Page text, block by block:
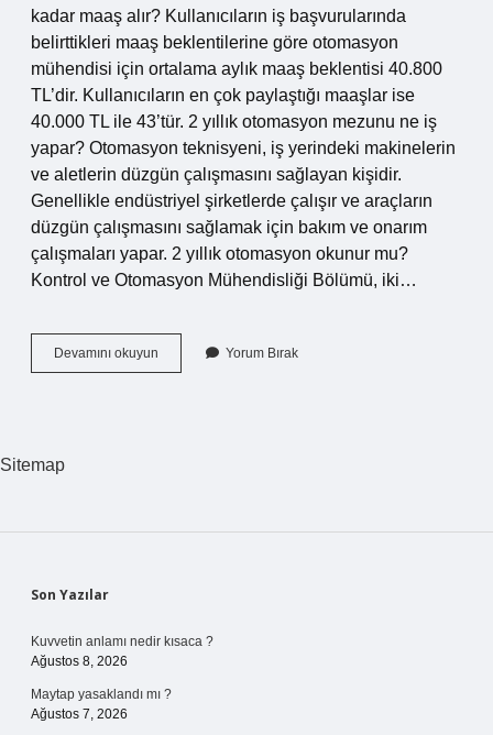
kadar maaş alır? Kullanıcıların iş başvurularında
belirttikleri maaş beklentilerine göre otomasyon
mühendisi için ortalama aylık maaş beklentisi 40.800
TL’dir. Kullanıcıların en çok paylaştığı maaşlar ise
40.000 TL ile 43’tür. 2 yıllık otomasyon mezunu ne iş
yapar? Otomasyon teknisyeni, iş yerindeki makinelerin
ve aletlerin düzgün çalışmasını sağlayan kişidir.
Genellikle endüstriyel şirketlerde çalışır ve araçların
düzgün çalışmasını sağlamak için bakım ve onarım
çalışmaları yapar. 2 yıllık otomasyon okunur mu?
Kontrol ve Otomasyon Mühendisliği Bölümü, iki…
Devamını okuyun Otomasyoncu
Nasıl
Yorum Bırak
Sitemap
Sidebar
Son Yazılar
Kuvvetin anlamı nedir kısaca ?
Ağustos 8, 2026
Maytap yasaklandı mı ?
Ağustos 7, 2026